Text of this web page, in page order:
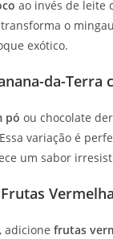
ao invés de leite
o
exótico.
da-Terra
pó ou chocolate
variação é
um sabor
adicione frutas